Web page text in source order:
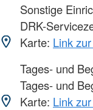
Sonstige
DRK-
Karte: Link
Tages- und
Tages- und
Karte: Link